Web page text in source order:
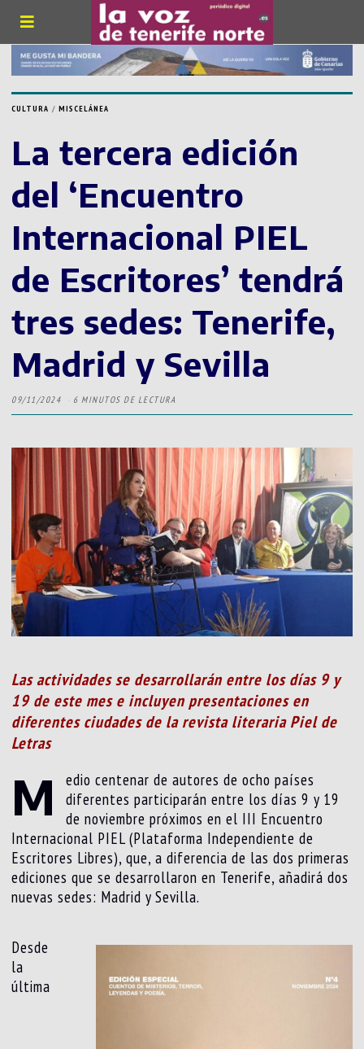
CULTURA / MISCELÁNEA
La tercera edición
del ‘Encuentro
Internacional PIEL
de Escritores’ tendrá
tres sedes: Tenerife,
Madrid y Sevilla
09/11/2024 6 MINUTOS DE LECTURA
Las actividades se desarrollarán entre los días 9 y
19 de este mes e incluyen presentaciones en
diferentes ciudades de la revista literaria Piel de
Letras
M
edio centenar de autores de ocho países
diferentes participarán entre los días 9 y 19
de noviembre próximos en el III Encuentro
Internacional PIEL (Plataforma Independiente de
Escritores Libres), que, a diferencia de las dos primeras
ediciones que se desarrollaron en Tenerife, añadirá dos
nuevas sedes: Madrid y Sevilla.
Desde
la
última